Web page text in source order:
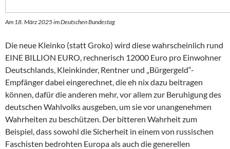
Am 18. März 2025 im Deutschen Bundestag
Die neue Kleinko (statt Groko) wird diese wahrscheinlich rund
EINE BILLION EURO, rechnerisch 12000 Euro pro Einwohner
Deutschlands, Kleinkinder, Rentner und „Bürgergeld“-
Empfänger dabei eingerechnet, die eh nix dazu beitragen
können, dafür die anderen mehr, vor allem zur Beruhigung des
deutschen Wahlvolks ausgeben, um sie vor unangenehmen
Wahrheiten zu beschützen. Der bitteren Wahrheit zum
Beispiel, dass sowohl die Sicherheit in einem von russischen
Faschisten bedrohten Europa als auch die generellen